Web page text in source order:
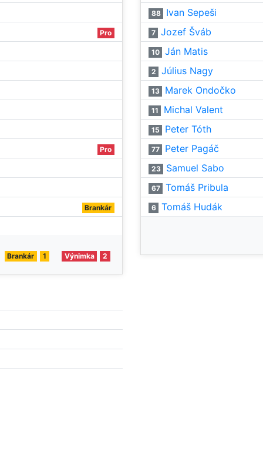
Pro
Pro
Brankár
Brankár 1 Výnimka 2
88 Ivan Sepeši
7 Jozef Šváb
10 Ján Matis
2 Július Nagy
13 Marek Ondočko
11 Michal Valent
15 Peter Tóth
77 Peter Pagáč
23 Samuel Sabo
67 Tomáš Pribula
6 Tomáš Hudák